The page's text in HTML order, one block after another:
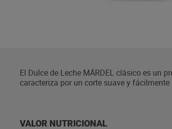
El Dulce de Leche MÁRDEL clásico es un
caracteriza por un corte suave y
VALOR NUTRICIONAL